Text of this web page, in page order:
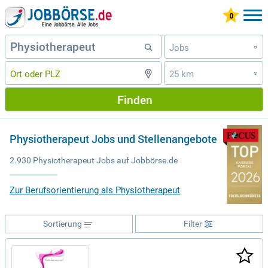
Jobs »
25 km »
Finden
Physiotherapeut Jobs und Stellenangebote
2.930 Physiotherapeut Jobs auf Jobbörse.de
Zur Berufsorientierung als Physiotherapeut
Filter
Sortierung